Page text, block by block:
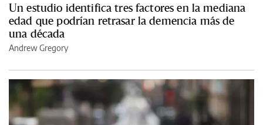
Un estudio identifica tres factores en la mediana
edad que podrían retrasar la demencia más de
una década
Andrew Gregory